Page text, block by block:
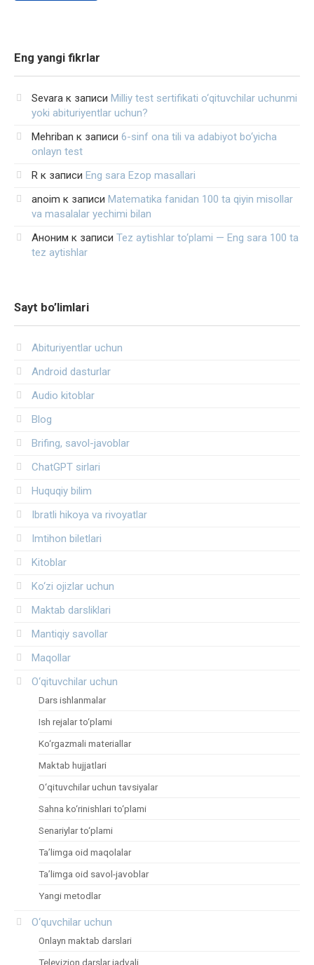
Eng yangi fikrlar
Sevara к записи Milliy test sertifikati o‘qituvchilar uchunmi
yoki abituriyentlar uchun?
Mehriban к записи 6-sinf ona tili va adabiyot bo‘yicha
onlayn test
R к записи Eng sara Ezop masallari
anoim к записи Matematika fanidan 100 ta qiyin misollar
va masalalar yechimi bilan
Аноним к записи Tez aytishlar to‘plami — Eng sara 100 ta
tez aytishlar
Sayt bo’limlari
Abituriyentlar uchun
Android dasturlar
Audio kitoblar
Blog
Brifing, savol-javoblar
ChatGPT sirlari
Huquqiy bilim
Ibratli hikoya va rivoyatlar
Imtihon biletlari
Kitoblar
Ko‘zi ojizlar uchun
Maktab darsliklari
Mantiqiy savollar
Maqollar
O‘qituvchilar uchun
Dars ishlanmalar
Ish rejalar to‘plami
Ko‘rgazmali materiallar
Maktab hujjatlari
O‘qituvchilar uchun tavsiyalar
Sahna ko‘rinishlari to‘plami
Senariylar to‘plami
Ta’limga oid maqolalar
Ta’limga oid savol-javoblar
Yangi metodlar
O‘quvchilar uchun
Onlayn maktab darslari
Televizion darslar jadvali